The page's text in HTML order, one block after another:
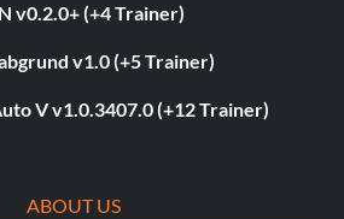
v0.2.0+ (+4 Trainer)
v1.0 (+5 Trainer)
V v1.0.3407.0 (+12 Trainer)
ABOUT US